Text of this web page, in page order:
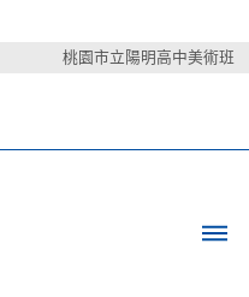
桃園市立陽明高中美術班